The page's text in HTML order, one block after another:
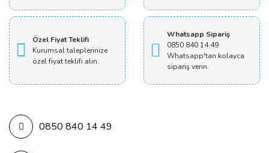
Özel Fiyat Teklifi
Kurumsal taleplerinize
özel fiyat teklifi alın.
Whatsapp Sipariş
0850 840 14 49
Whatsapp'tan kolayca
sipariş verin.
0850 840 14 49